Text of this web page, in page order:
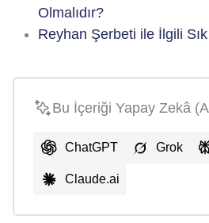
Olmalıdır?
Reyhan Şerbeti ile İlgili
Bu İçeriği Yapay Zekâ
ChatGPT Grok
Claude.ai